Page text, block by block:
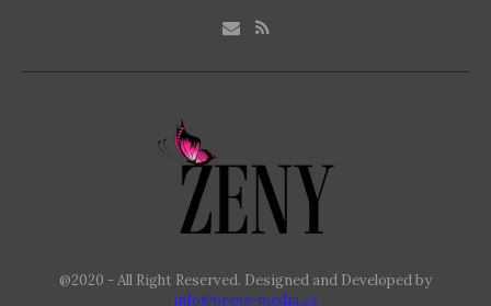
@2020 - All Right Reserved. Designed and Developed by
info@press-media.cz